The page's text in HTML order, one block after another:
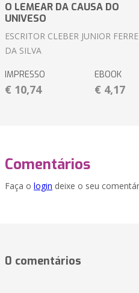
O LEMEAR DA CAUSA DO
UNIVESO
ESCRITOR CLEBER JUNIOR
DA SILVA
IMPRESSO
€ 10,74
EBOOK
€ 4,17
Comentários
Faça o login deixe o seu
0 comentários